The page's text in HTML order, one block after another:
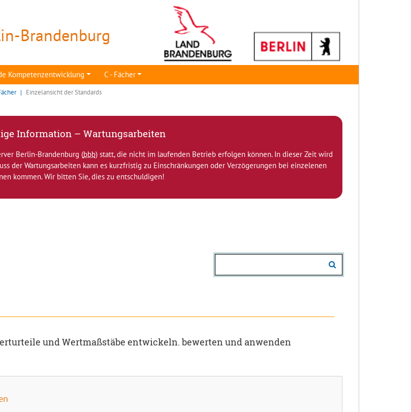
Brandenburg
Kompetenzentwicklung C - Fächer
Einzelansicht der Standards
Information – Wartungsarbeiten
Berlin-Brandenburg (bbb) statt, die nicht im laufenden Betrieb erfolgen können. In dieser Zeit wird
der Wartungsarbeiten kann es kurzfristig zu Einschränkungen oder Verzögerungen bei einzelenen
kommen. Wir bitten Sie, dies zu entschuldigen!
und Wertmaßstäbe entwickeln. bewerten und anwenden